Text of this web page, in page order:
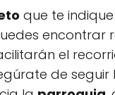
que te
encontrar
el
de seguir